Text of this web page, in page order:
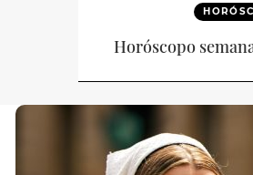
Horóscopo